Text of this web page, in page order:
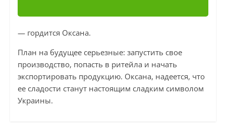
— гордится Оксана.
План на будущее серьезные: запустить свое
производство, попасть в ритейла и начать
экспортировать продукцию. Оксана, надеется, что
ее сладости станут настоящим сладким символом
Украины.